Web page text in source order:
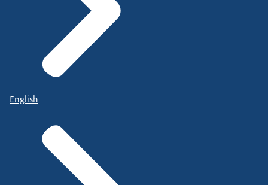
English